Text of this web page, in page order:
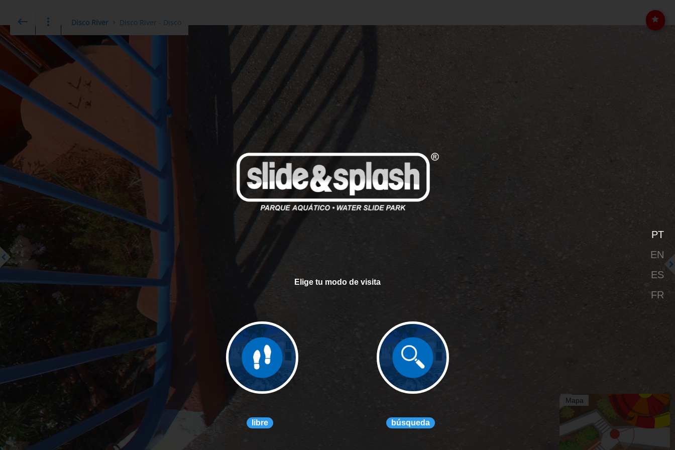
Mapa
Disco River Disco River - Disco
Elige tu modo de visita
libre búsqueda
PT
EN
ES
FR